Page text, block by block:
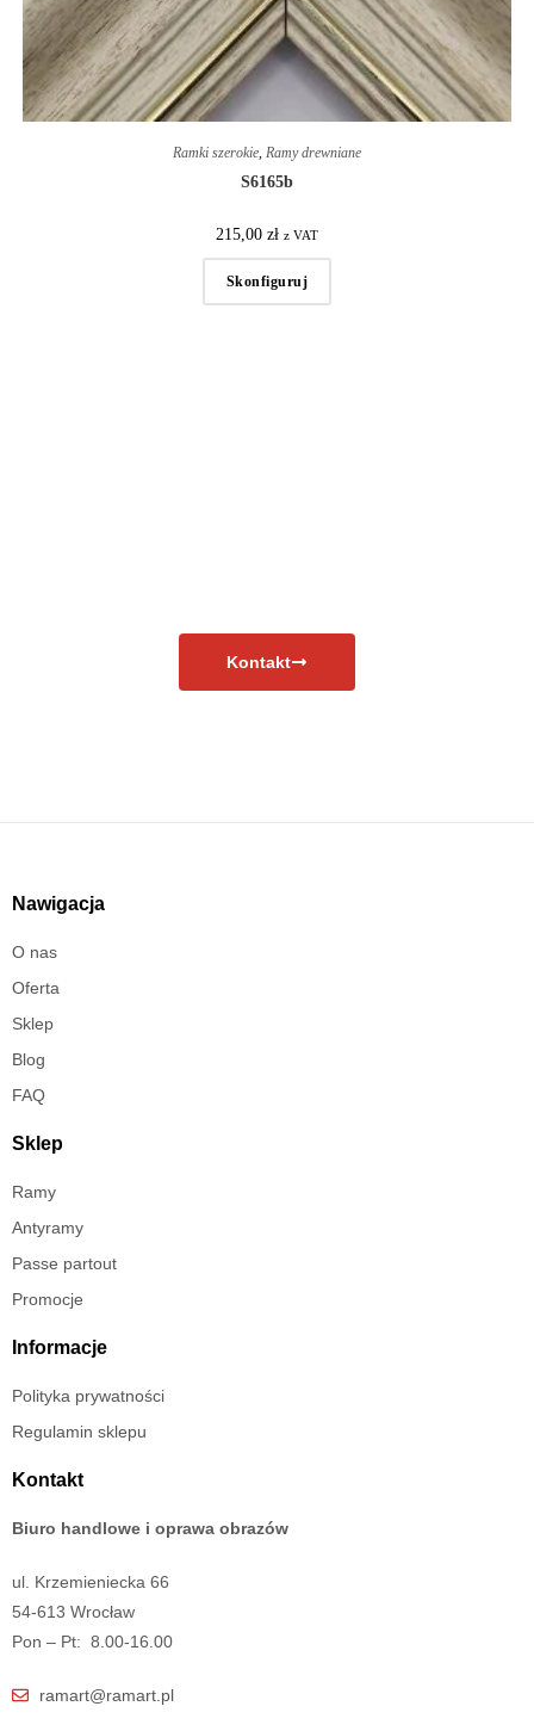
Ramki szerokie, Ramy drewniane
S6165b
215,00 zł z VAT
Skonfiguruj
Kontakt
Nawigacja
O nas
Oferta
Sklep
Blog
FAQ
Sklep
Ramy
Antyramy
Passe partout
Promocje
Informacje
Polityka prywatności
Regulamin sklepu
Kontakt
Biuro handlowe i oprawa obrazów
ul. Krzemieniecka 66
54-613 Wrocław
Pon – Pt: 8.00-16.00
ramart@ramart.pl